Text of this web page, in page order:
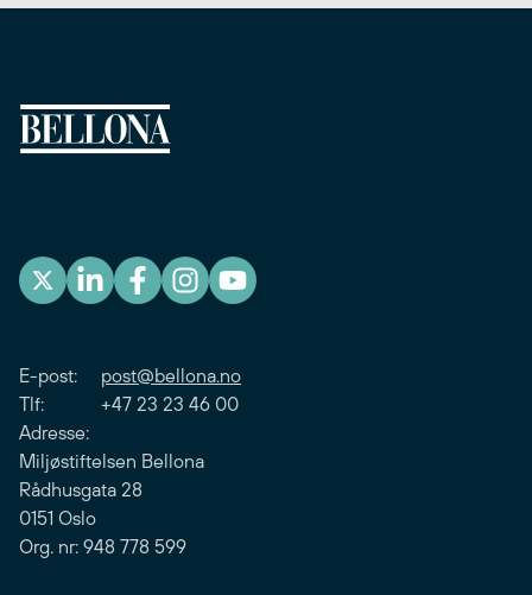
E-post: post@bellona.no
Tlf: +47 23 23 46 00
Adresse:
Miljøstiftelsen Bellona
Rådhusgata 28
0151 Oslo
Org. nr: 948 778 599